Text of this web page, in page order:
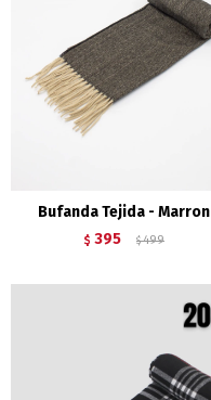
Bufanda Tejida - Marron
$ 395 $ 499